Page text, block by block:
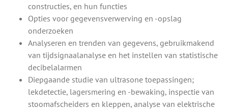
constructies, en hun functies
Opties voor gegevensverwerving en -opslag
onderzoeken
Analyseren en trenden van gegevens, gebruikmakend
van tijdsignaalanalyse en het instellen van statistische
decibelalarmen
Diepgaande studie van ultrasone toepassingen;
lekdetectie, lagersmering en -bewaking, inspectie van
stoomafscheiders en kleppen, analyse van elektrische